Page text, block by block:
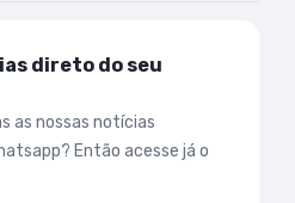
direto do seu
as nossas notícias
Então acesse já o